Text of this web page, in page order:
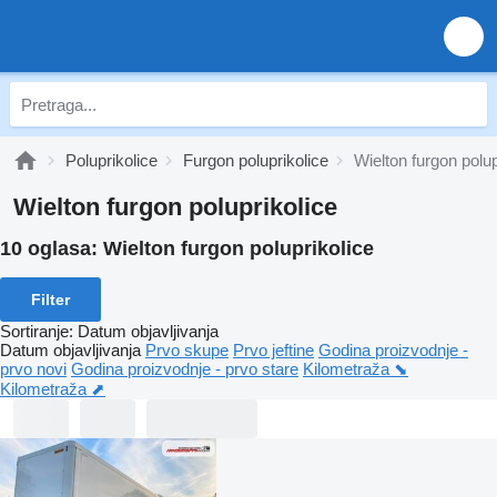
Poluprikolice Furgon poluprikolice Wielton furgon
Wielton furgon poluprikolice
10 oglasa: Wielton furgon poluprikolice
Filter
Sortiranje: Datum objavljivanja
Datum objavljivanja Prvo skupe Prvo jeftine Godina proizvodnje -
prvo novi Godina proizvodnje - prvo stare Kilometraža ⬊
Kilometraža ⬈